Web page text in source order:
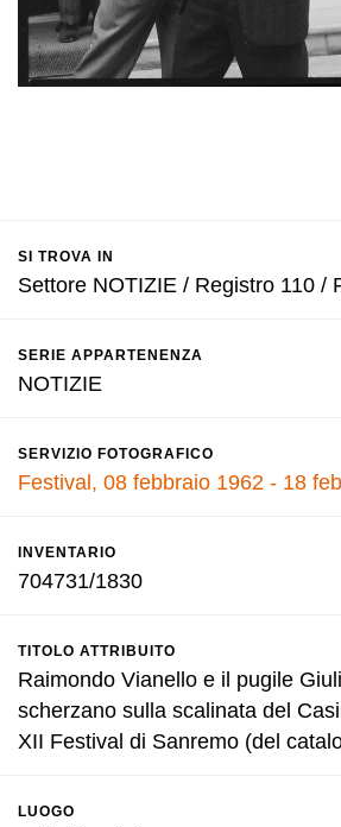
SI TROVA IN
Settore NOTIZIE / Registro 110 /
SERIE APPARTENENZA
NOTIZIE
SERVIZIO FOTOGRAFICO
Festival, 08 febbraio 1962 - 18
INVENTARIO
704731/1830
TITOLO ATTRIBUITO
Raimondo Vianello e il pugile
scherzano sulla scalinata del
XII Festival di Sanremo (del
LUOGO